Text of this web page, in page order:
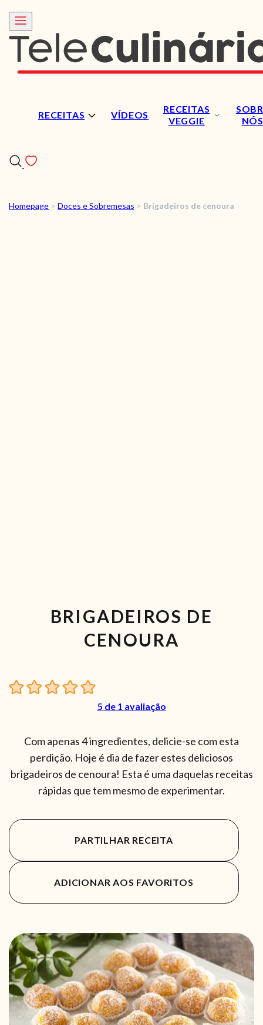
RECEITAS VÍDEOS
RECEITAS
VEGGIE
NÓS
RECEITAS
Homepage > Doces e Sobremesas > Brigadeiros de cenoura
BRIGADEIROS DE
CENOURA
5 de 1 avaliação
Com apenas 4 ingredientes, delicie-se com esta
perdição. Hoje é dia de fazer estes deliciosos
brigadeiros de cenoura! Esta é uma daquelas receitas
rápidas que tem mesmo de experimentar.
PARTILHAR RECEITA
ADICIONAR AOS FAVORITOS